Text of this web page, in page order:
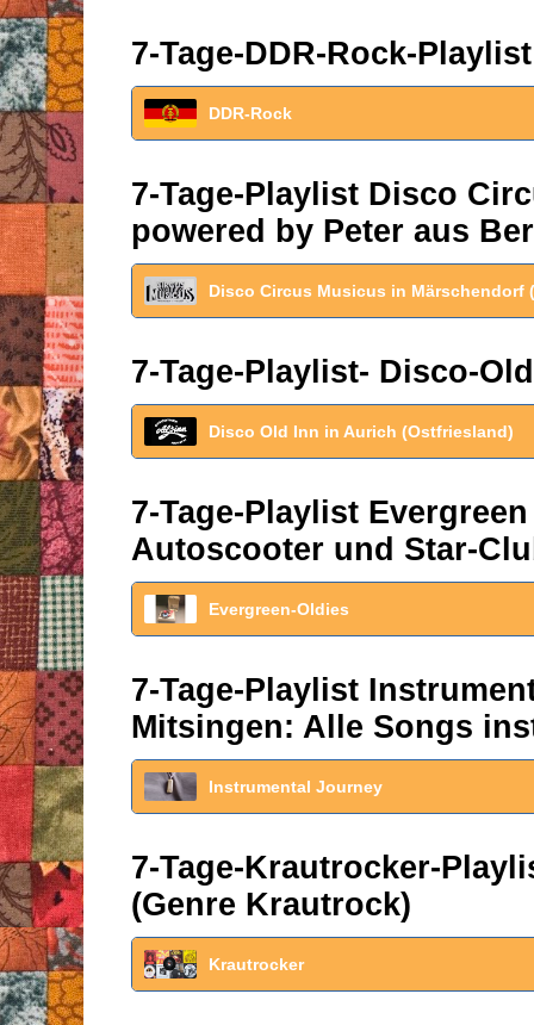
7-Tage-DDR-Rock-
DDR-Rock
7-Tage-Playlist Disco
powered by Peter aus
Disco Circus Musicus in Märschendorf
7-Tage-Playlist- Disco-
Disco Old Inn in Aurich (Ostfriesland)
7-Tage-Playlist
Autoscooter und Star-
Evergreen-Oldies
7-Tage-Playlist
Mitsingen: Alle Songs
Instrumental Journey
7-Tage-Krautrocker-
(Genre Krautrock)
Krautrocker